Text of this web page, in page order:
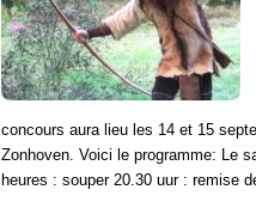
concours aura lieu les 14 et 15
Zonhoven. Voici le programme: Le
heures : souper 20.30 uur : remise